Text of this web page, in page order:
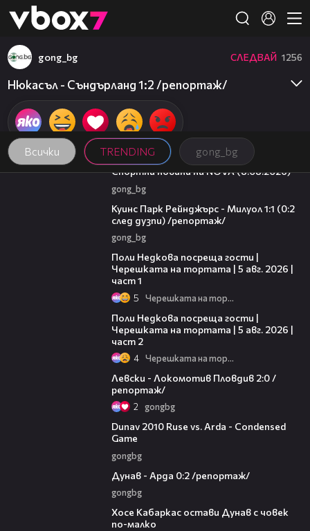
👾
Всички TRENDING gong_bg
gong_bg СЛЕДВАЙ 1256
Нюкасъл - Съндърланд 1:2 /репортаж/
04:09
Спортни новини на NOVA (8.08.2026)
gong_bg
Куинс Парк Рейнджърс - Милуол 1:1 (0:2
след дузпи) /репортаж/
gong_bg
Поли Недкова посреща гости |
Черешката на тортата | 5 авг. 2026 |
част 1
5 Черешката на тортата
Поли Недкова посреща гости |
Черешката на тортата | 5 авг. 2026 |
част 2
4 Черешката на тортата
Левски - Локомотив Пловдив 2:0 /
репортаж/
2 gongbg
Dunav 2010 Ruse vs. Arda - Condensed
Game
gongbg
Дунав - Арда 0:2 /репортаж/
gongbg
Хосе Кабаркас остави Дунав с човек
по-малко